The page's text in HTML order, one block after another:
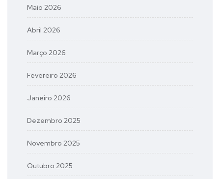
Maio 2026
Abril 2026
Março 2026
Fevereiro 2026
Janeiro 2026
Dezembro 2025
Novembro 2025
Outubro 2025